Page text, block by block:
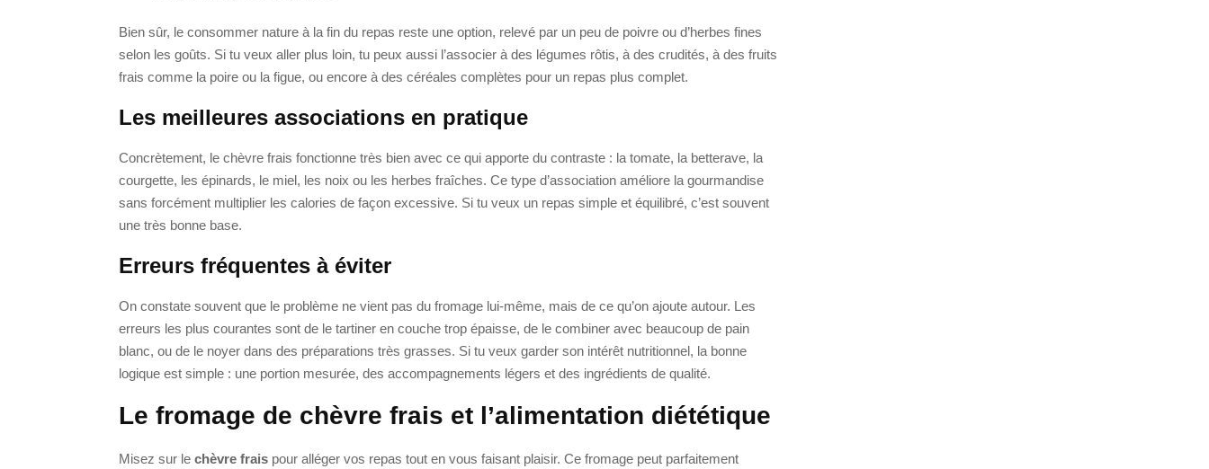
Bien sûr, le consommer nature à la fin du repas reste une option, relevé par un peu de poivre ou d’herbes fines
selon les goûts. Si tu veux aller plus loin, tu peux aussi l’associer à des légumes rôtis, à des crudités, à des fruits
frais comme la poire ou la figue, ou encore à des céréales complètes pour un repas plus complet.
Les meilleures associations en pratique
Concrètement, le chèvre frais fonctionne très bien avec ce qui apporte du contraste : la tomate, la betterave, la
courgette, les épinards, le miel, les noix ou les herbes fraîches. Ce type d’association améliore la gourmandise
sans forcément multiplier les calories de façon excessive. Si tu veux un repas simple et équilibré, c’est souvent
une très bonne base.
Erreurs fréquentes à éviter
On constate souvent que le problème ne vient pas du fromage lui-même, mais de ce qu’on ajoute autour. Les
erreurs les plus courantes sont de le tartiner en couche trop épaisse, de le combiner avec beaucoup de pain
blanc, ou de le noyer dans des préparations très grasses. Si tu veux garder son intérêt nutritionnel, la bonne
logique est simple : une portion mesurée, des accompagnements légers et des ingrédients de qualité.
Le fromage de chèvre frais et l’alimentation diététique
Misez sur le chèvre frais pour alléger vos repas tout en vous faisant plaisir. Ce fromage peut parfaitement